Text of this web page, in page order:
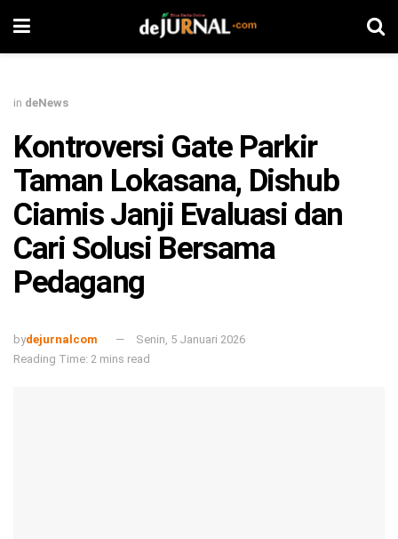
in deNews
Kontroversi Gate Parkir
Taman Lokasana, Dishub
Ciamis Janji Evaluasi dan
Cari Solusi Bersama
Pedagang
bydejurnalcom
Senin, 5 Januari 2026
Reading Time: 2 mins read